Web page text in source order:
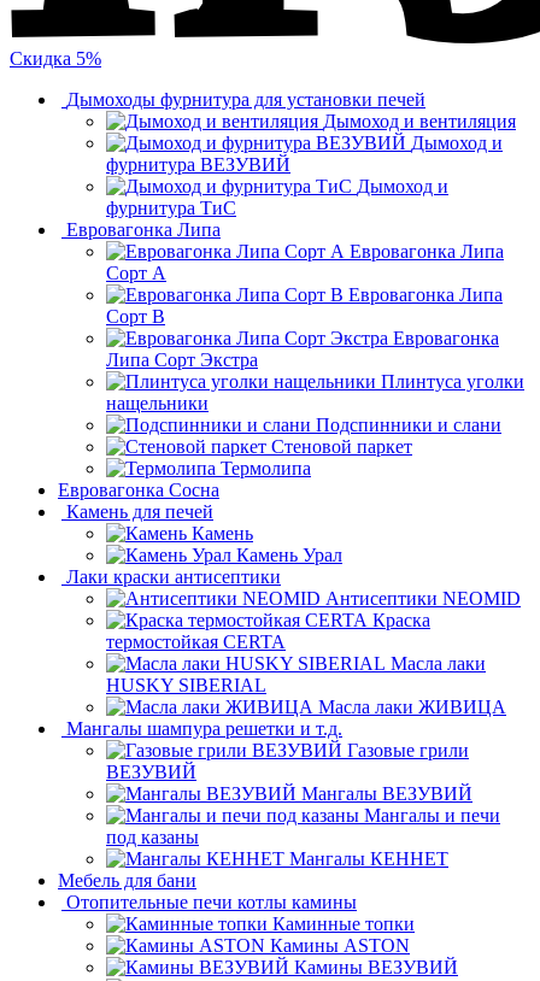
Скидка 5%
Дымоходы фурнитура для установки печей
Дымоход и вентиляция
Дымоход и
фурнитура ВЕЗУВИЙ
Дымоход и
фурнитура ТиС
Евровагонка Липа
Евровагонка Липа
Сорт А
Евровагонка Липа
Сорт В
Евровагонка
Липа Сорт Экстра
Плинтуса уголки
нащельники
Подспинники и слани
Стеновой паркет
Термолипа
Евровагонка Сосна
Камень для печей
Камень
Камень Урал
Лаки краски антисептики
Антисептики NEOMID
Краска
термостойкая CERTA
Масла лаки
HUSKY SIBERIAL
Масла лаки ЖИВИЦА
Мангалы шампура решетки и т.д.
Газовые грили
ВЕЗУВИЙ
Мангалы ВЕЗУВИЙ
Мангалы и печи
под казаны
Мангалы КЕННЕТ
Мебель для бани
Отопительные печи котлы камины
Каминные топки
Камины ASTON
Камины ВЕЗУВИЙ